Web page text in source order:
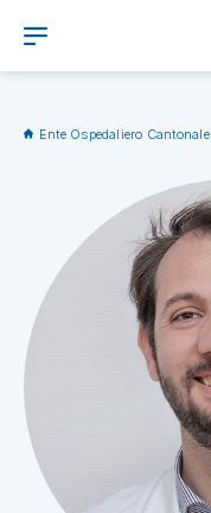
Ente Ospedaliero Cantonale